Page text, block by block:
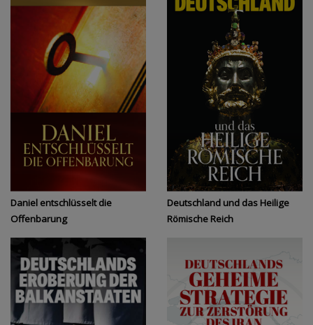
Daniel entschlüsselt die
Offenbarung
Deutschland und das Heilige
Römische Reich